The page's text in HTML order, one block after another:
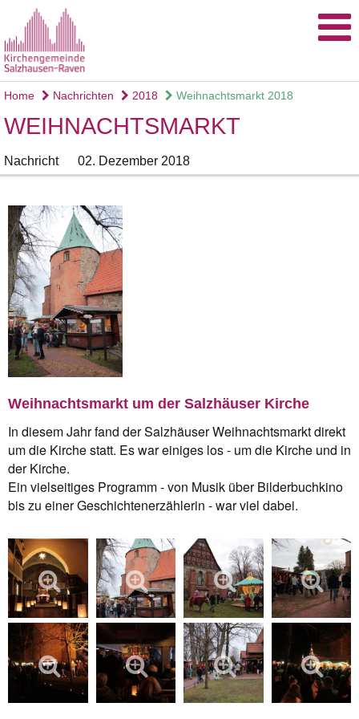
Home Nachrichten 2018 Weihnachtsmarkt 2018
WEIHNACHTSMARKT
Nachricht 02. Dezember 2018
Weihnachtsmarkt um der Salzhäuser Kirche
In diesem Jahr fand der Salzhäuser Weihnachtsmarkt direkt
um die Kirche statt. Es war einiges los - um die Kirche und in
der Kirche.
Ein vielseitiges Programm - von Musik über Bilderbuchkino
bis zu einer Geschichtenerzählerin - war viel dabei.